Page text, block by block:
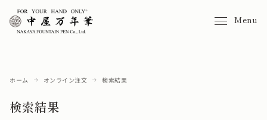
Menu
ホーム オンライン注文 検索結果
検索結果